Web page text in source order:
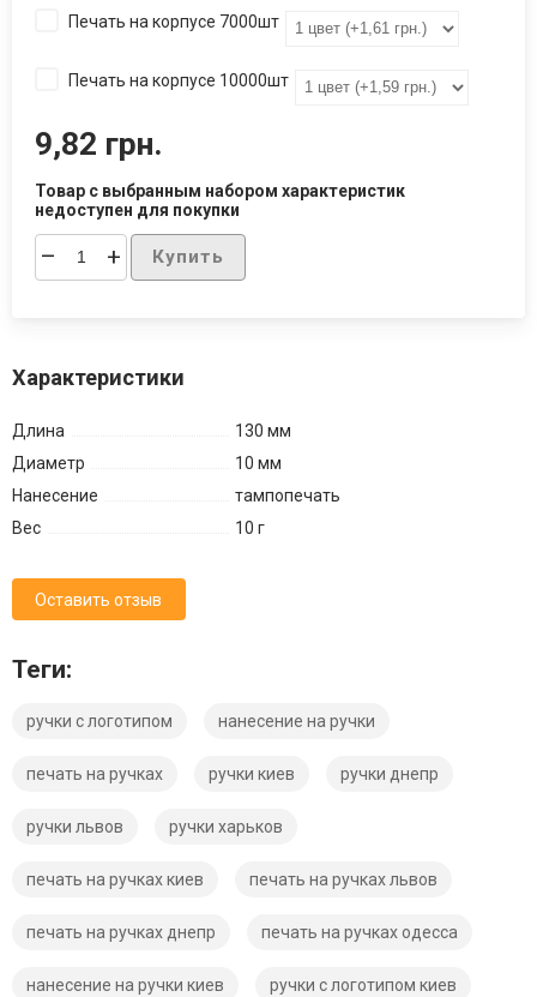
Печать на корпусе 7000шт
Печать на корпусе 10000шт
9,82 грн.
Товар с выбранным набором характеристик
недоступен для покупки
– + Купить
Характеристики
Длина
130 мм
Диаметр
10 мм
Нанесение
тампопечать
Вес
10 г
Оставить отзыв
Теги:
ручки с логотипом нанесение на ручки
печать на ручках ручки киев ручки днепр
ручки львов ручки харьков
печать на ручках киев печать на ручках львов
печать на ручках днепр печать на ручках одесса
нанесение на ручки киев ручки с логотипом киев